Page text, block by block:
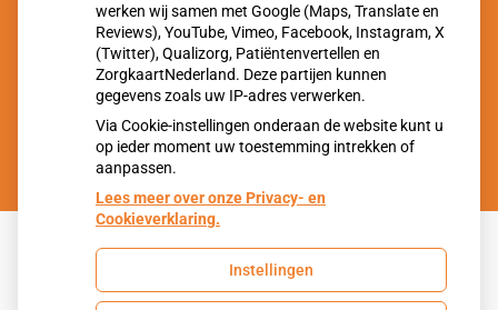
Huisartsenpraktijk MC Mook
Gezond hart in Mook
Uw Zorg Online|Beheer
werken wij samen met Google (Maps, Translate en
Reviews), YouTube, Vimeo, Facebook, Instagram, X
(Twitter), Qualizorg, Patiëntenvertellen en
ZorgkaartNederland. Deze partijen kunnen
gegevens zoals uw IP-adres verwerken.
Via Cookie-instellingen onderaan de website kunt u
op ieder moment uw toestemming intrekken of
aanpassen.
Lees meer over onze Privacy- en
Cookieverklaring.
Instellingen